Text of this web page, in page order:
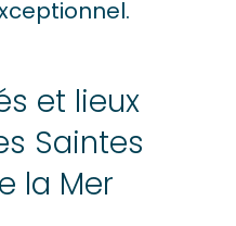
et lieux
Saintes
la Mer